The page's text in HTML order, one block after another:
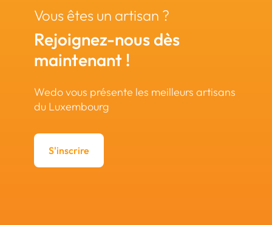
Vous êtes un artisan ?
Rejoignez-nous dès
maintenant !
Wedo vous présente les meilleurs artisans
du Luxembourg
S'inscrire